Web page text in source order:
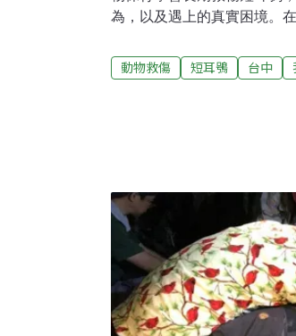
為，以及遇上的真實困境。
動，很少被發現。台中市野
為飛航安全，在機場被鳥網
理，進行恢復處理。學會每
從外觀分辨年紀與性別。
動物救傷 短耳鴞 台中